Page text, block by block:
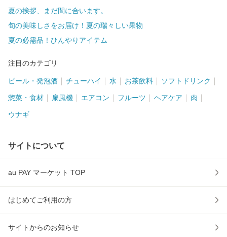
夏の挨拶、まだ間に合います。
旬の美味しさをお届け！夏の瑞々しい果物
夏の必需品！ひんやりアイテム
注目のカテゴリ
ビール・発泡酒 チューハイ 水 お茶飲料 ソフトドリンク
惣菜・食材 扇風機 エアコン フルーツ ヘアケア 肉
ウナギ
サイトについて
au PAY マーケット TOP
はじめてご利用の方
サイトからのお知らせ